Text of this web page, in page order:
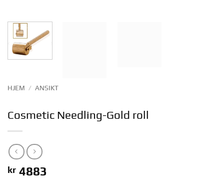
HJEM / ANSIKT
Cosmetic Needling-Gold roll
kr 4883